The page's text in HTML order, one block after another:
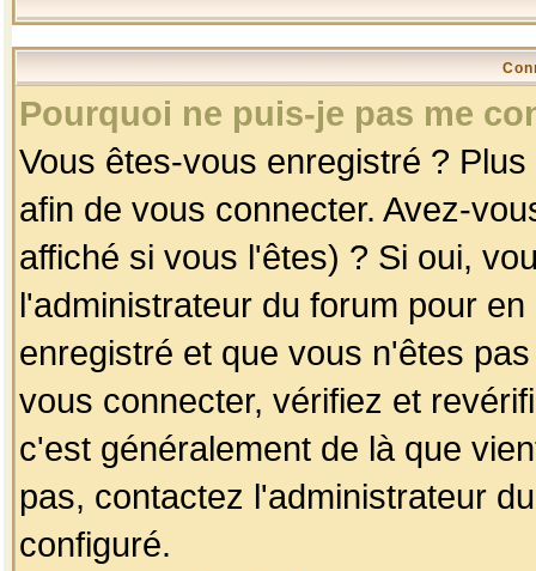
Pourquoi ne puis-je pas me
Vous êtes-vous enregistré ?
afin de vous connecter. Avez-
affiché si vous l'êtes) ? Si oui,
l'administrateur du forum pour
enregistré et que vous n'êtes
vous connecter, vérifiez et
c'est généralement de là que
pas, contactez l'administrateur
configuré.